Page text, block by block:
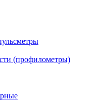
(профилометры)